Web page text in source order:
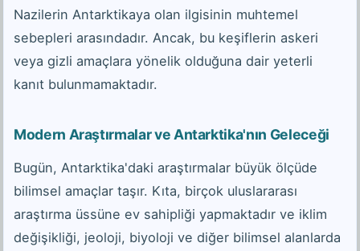
Nazilerin Antarktikaya olan ilgisinin muhtemel
sebepleri arasındadır. Ancak, bu keşiflerin askeri
veya gizli amaçlara yönelik olduğuna dair yeterli
kanıt bulunmamaktadır.
Modern Araştırmalar ve Antarktika'nın Geleceği
Bugün, Antarktika'daki araştırmalar büyük ölçüde
bilimsel amaçlar taşır. Kıta, birçok uluslararası
araştırma üssüne ev sahipliği yapmaktadır ve iklim
değişikliği, jeoloji, biyoloji ve diğer bilimsel alanlarda